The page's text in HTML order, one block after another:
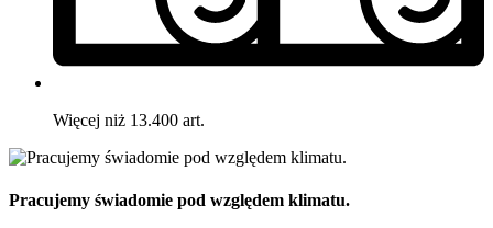
Więcej niż 13.400 art.
Pracujemy świadomie pod względem klimatu.